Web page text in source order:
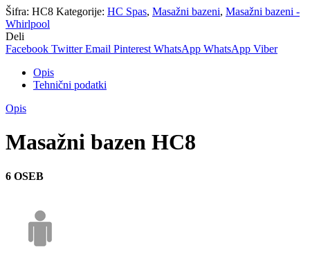
Šifra: HC8 Kategorije: HC Spas, Masažni bazeni, Masažni bazeni -
Whirlpool
Deli
Facebook Twitter Email Pinterest WhatsApp WhatsApp Viber
Opis
Tehnični podatki
Opis
Masažni bazen HC8
6 OSEB